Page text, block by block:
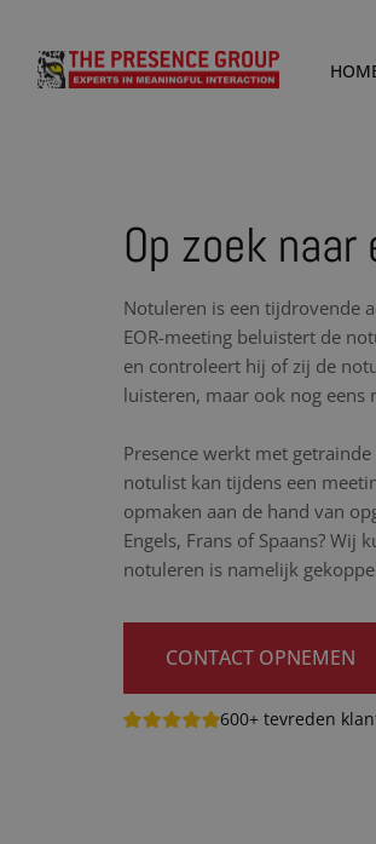
Op zoek
Notuleren is een tijdrovende
EOR-meeting beluistert de
en controleert hij of zij de
luisteren, maar ook nog eens
Presence werkt met
notulist kan tijdens een
opmaken aan de hand van
Engels, Frans of Spaans?
notuleren is namelijk
CONTACT OPNEMEN
600+ tevreden